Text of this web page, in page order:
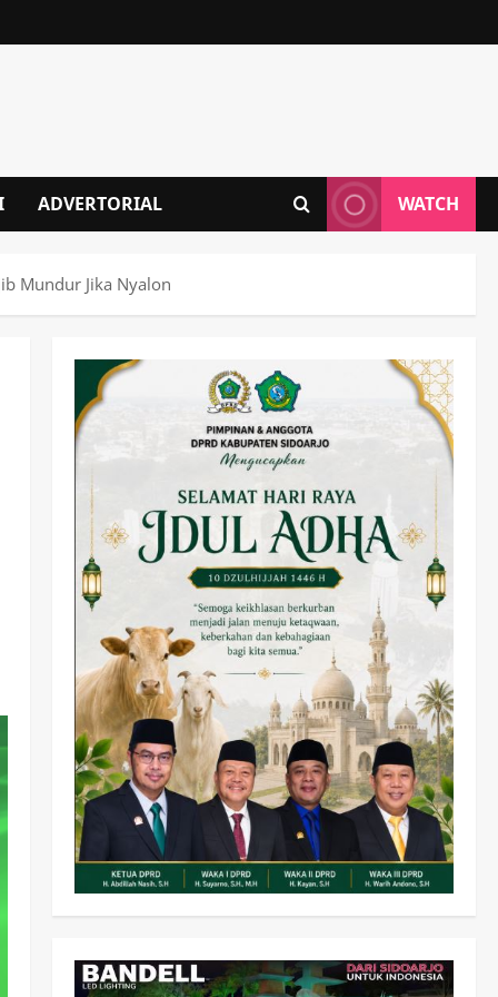
ADVERTORIAL WATCH
Mundur Jika Nyalon
2
Olahraga
Adu Taktik di Atas Rumput
Sintetis: PWI dan Sapma
Mesin Menuju Piala Soccer
wartanusa 5 Agustus 2026